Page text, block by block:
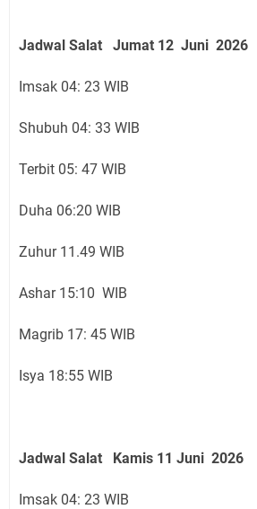
Jadwal Salat Jumat 12 Juni 2026
Imsak 04: 23 WIB
Shubuh 04: 33 WIB
Terbit 05: 47 WIB
Duha 06:20 WIB
Zuhur 11.49 WIB
Ashar 15:10 WIB
Magrib 17: 45 WIB
Isya 18:55 WIB
Jadwal Salat Kamis 11 Juni 2026
Imsak 04: 23 WIB